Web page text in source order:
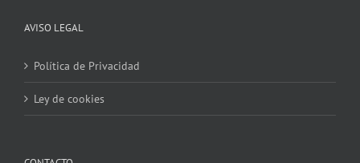
AVISO LEGAL
Política de Privacidad
Ley de cookies